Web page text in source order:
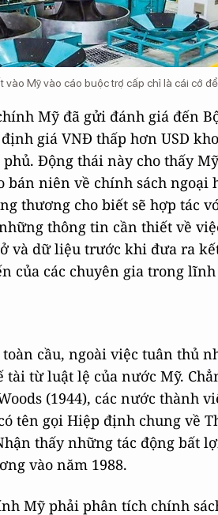
Mỹ vào cáo buộc trợ cấp chỉ là cái cớ
Mỹ đã gửi đánh giá đến
giá VNĐ thấp hơn USD
Động thái này cho thấy
bán niên về chính sách ngoại
thương cho biết sẽ hợp tác
thông tin cần thiết về
và dữ liệu trước khi đưa ra
của các chuyên gia trong
cầu, ngoài việc tuân thủ
tài từ luật lệ của nước Mỹ.
(1944), các nước thành
tên gọi Hiệp định chung về
thấy những tác động bất
vào năm 1988.
Mỹ phải phân tích chính